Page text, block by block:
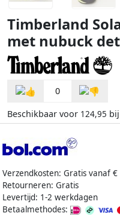
Timberland
met nubuck
0
Beschikbaar voor 124,95 bij
Verzendkosten: Gratis vanaf €
Retourneren: Gratis
Levertijd: 1-2 werkdagen
Betaalmethodes: